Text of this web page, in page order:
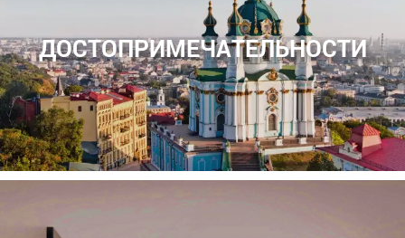
ДОСТОПРИМЕЧАТЕЛЬНОСТИ